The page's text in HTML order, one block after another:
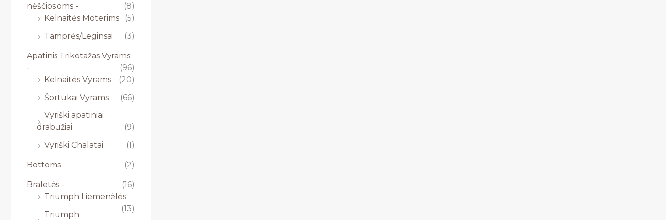
nėščiosioms -
(8)
Kelnaitės Moterims
(5)
Tamprės/Leginsai
(3)
Apatinis Trikotažas Vyrams
-
(96)
Kelnaitės Vyrams
(20)
Šortukai Vyrams
(66)
Vyriški apatiniai
drabužiai
(9)
Vyriški Chalatai
(1)
Bottoms (2)
Braletės -
(16)
Triumph Liemenėlės
(13)
Triumph